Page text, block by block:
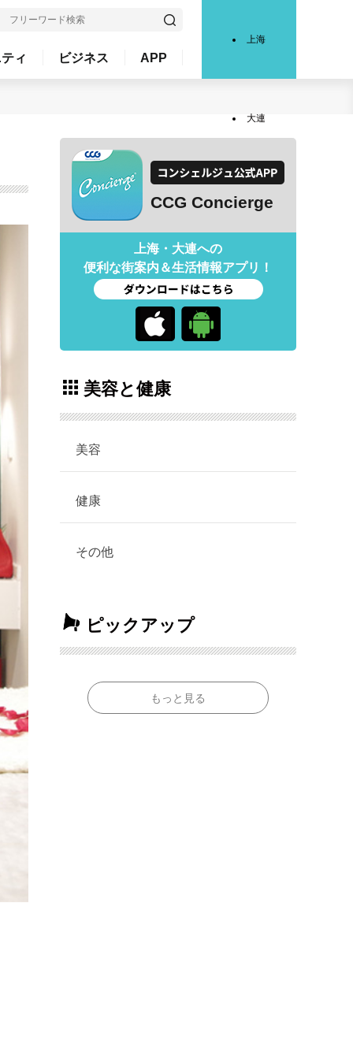
上海
大連
ィ ビジネス APP
CCG Concierge
上海・大連への
便利な街案内＆生活情報アプリ！
美容と健康
美容
健康
その他
ピックアップ
もっと見る